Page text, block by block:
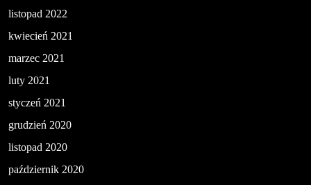
listopad 2022
kwiecień 2021
marzec 2021
luty 2021
styczeń 2021
grudzień 2020
listopad 2020
październik 2020